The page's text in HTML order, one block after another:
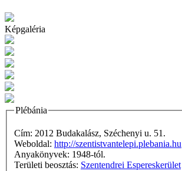
Képgaléria
Plébánia
Cím: 2012 Budakalász, Széchenyi u. 51.
Weboldal: http://szentistvantelepi.plebania.hu
Anyakönyvek: 1948-tól.
Területi beosztás: Szentendrei Espereskerület